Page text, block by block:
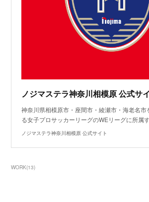
ノジマステラ神奈川相模原 公式サ
神奈川県相模原市・座間市・綾瀬市・海老名市
る女子プロサッカーリーグのWEリーグに所属
ノジマステラ神奈川相模原 公式サイト
WORK(13)